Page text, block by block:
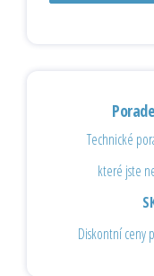
Technické
které jste
Diskontní ceny